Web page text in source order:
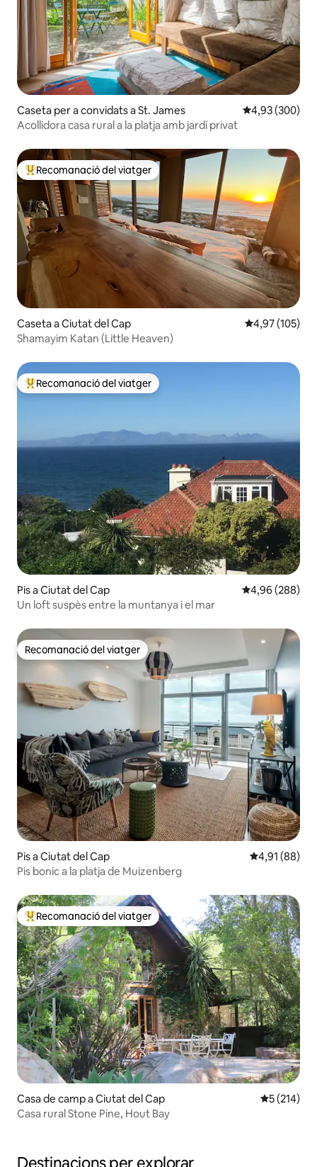
Caseta per a convidats a St. James 4,93 de
4,93 (300)
Acollidora casa rural a la platja amb jardí privat
Principals recomanacions dels viatgers
Recomanació del viatger
Caseta a Ciutat del Cap 4,97 de
4,97 (105)
Shamayim Katan (Little Heaven)
Principals recomanacions dels viatgers
Recomanació del viatger
Pis a Ciutat del Cap 4,96 de
4,96 (288)
Un loft suspès entre la muntanya i el mar
Recomanació del viatger
Recomanació del viatger
Pis a Ciutat del Cap 4,91 de
4,91 (88)
Pis bonic a la platja de Muizenberg
Principals recomanacions dels viatgers
Recomanació del viatger
Casa de camp a Ciutat del Cap 5 de
5 (214)
Casa rural Stone Pine, Hout Bay